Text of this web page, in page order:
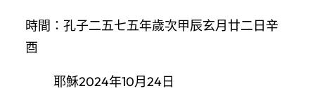
時間：孔子二五七五年歲次甲辰玄月廿二日辛
酉
耶穌2024年10月24日